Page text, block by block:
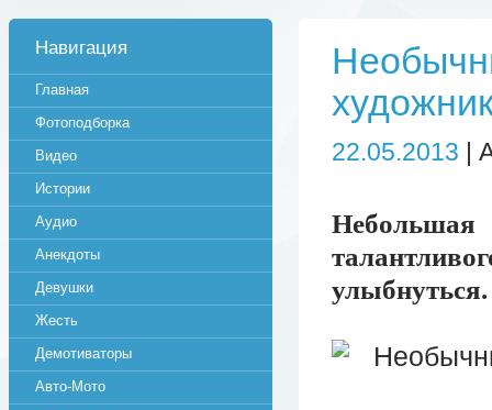
22.05.2013 |
Небольшая
улыбнуться.
Навигация
Главная
Фотоподборка
Видео
Истории
Аудио
Анекдоты
Девушки
Жесть
Демотиваторы
Авто-Мото